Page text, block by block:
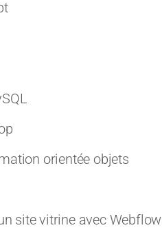
orientée objets
site vitrine avec Webflow